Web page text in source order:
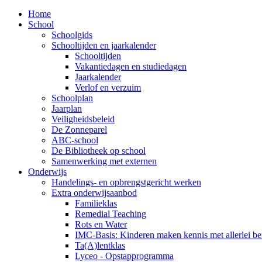
Home
School
Schoolgids
Schooltijden en jaarkalender
Schooltijden
Vakantiedagen en studiedagen
Jaarkalender
Verlof en verzuim
Schoolplan
Jaarplan
Veiligheidsbeleid
De Zonneparel
ABC-school
De Bibliotheek op school
Samenwerking met externen
Onderwijs
Handelings- en opbrengstgericht werken
Extra onderwijsaanbod
Familieklas
Remedial Teaching
Rots en Water
IMC-Basis: Kinderen maken kennis met allerlei
Ta(A)lentklas
Lyceo - Opstapprogramma